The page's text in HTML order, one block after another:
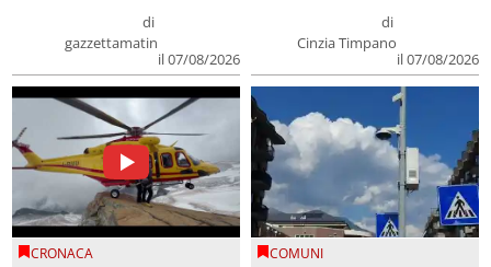
di
gazzettamatin
il 07/08/2026
di
Cinzia Timpano
il 07/08/2026
CRONACA COMUNI